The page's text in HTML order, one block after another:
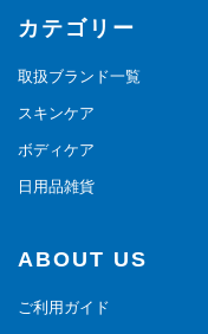
カテゴリー
取扱ブランド一覧
スキンケア
ボディケア
日用品雑貨
ABOUT US
ご利用ガイド